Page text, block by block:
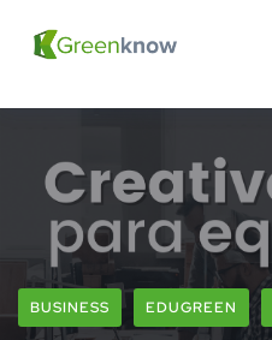
BUSINESS EDUGREEN